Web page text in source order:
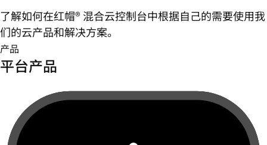
了解如何在红帽® 混合云控制台中根据自己的需要使用我
们的云产品和解决方案。
产品
平台产品